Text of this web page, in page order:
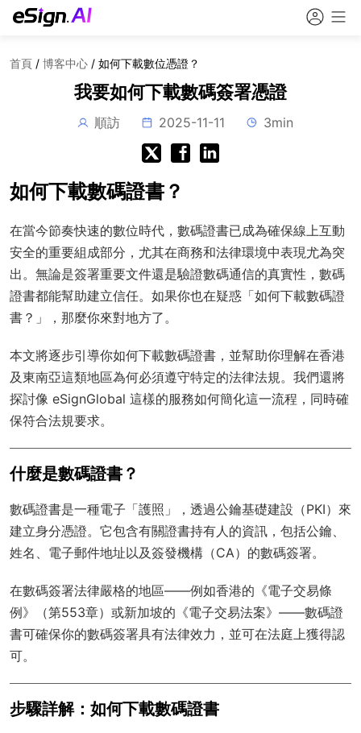
首頁 / 博客中心 / 如何下載數位憑證？
我要如何下載數碼簽署憑證
順訪 2025-11-11 3min
如何下載數碼證書？
在當今節奏快速的數位時代，數碼證書已成為確保線上互動
安全的重要組成部分，尤其在商務和法律環境中表現尤為突
出。無論是簽署重要文件還是驗證數碼通信的真實性，數碼
證書都能幫助建立信任。如果你也在疑惑「如何下載數碼證
書？」，那麼你來對地方了。
本文將逐步引導你如何下載數碼證書，並幫助你理解在香港
及東南亞這類地區為何必須遵守特定的法律法規。我們還將
探討像 eSignGlobal 這樣的服務如何簡化這一流程，同時確
保符合法規要求。
什麼是數碼證書？
數碼證書是一種電子「護照」，透過公鑰基礎建設（PKI）來
建立身分憑證。它包含有關證書持有人的資訊，包括公鑰、
姓名、電子郵件地址以及簽發機構（CA）的數碼簽署。
在數碼簽署法律嚴格的地區——例如香港的《電子交易條
例》（第553章）或新加坡的《電子交易法案》——數碼證
書可確保你的數碼簽署具有法律效力，並可在法庭上獲得認
可。
步驟詳解：如何下載數碼證書